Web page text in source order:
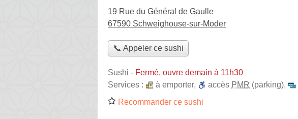
19 Rue du Général de Gaulle
67590 Schweighouse-sur-Moder
📞 Appeler ce sushi
Sushi - Fermé, ouvre demain à 11h30
Services :
à emporter, accès PMR (parking),
Recommander ce sushi